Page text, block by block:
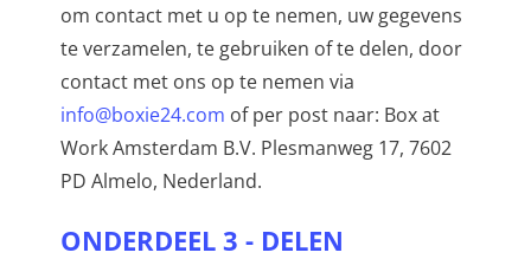
om contact met u op te nemen, uw gegevens
te verzamelen, te gebruiken of te delen, door
contact met ons op te nemen via
info@boxie24.com of per post naar: Box at
Work Amsterdam B.V. Plesmanweg 17, 7602
PD Almelo, Nederland.
ONDERDEEL 3 - DELEN